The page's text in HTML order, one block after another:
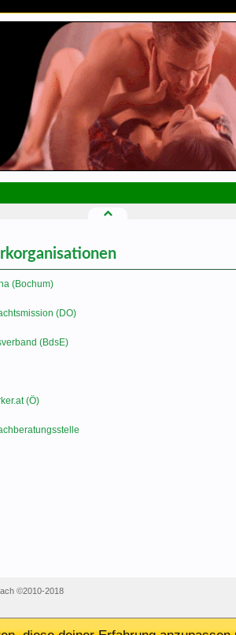
(Bochum)
(DO)
(BdsE)
(Ö)
©2010-2018